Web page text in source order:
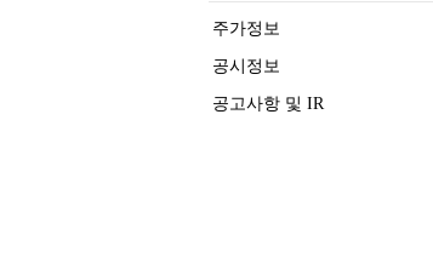
주가정보
공시정보
공고사항 및 IR